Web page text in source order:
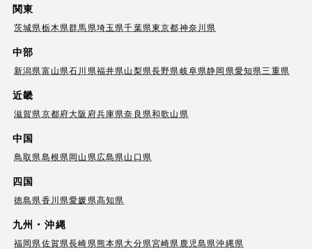
関東
茨城県栃木県群馬県埼玉県千葉県東京都神奈川県
中部
新潟県富山県石川県福井県山梨県長野県岐阜県静岡県愛知県三重県
近畿
滋賀県京都府大阪府兵庫県奈良県和歌山県
中国
鳥取県島根県岡山県広島県山口県
四国
徳島県香川県愛媛県高知県
九州・沖縄
福岡県佐賀県長崎県熊本県大分県宮崎県 鹿児島県沖縄県